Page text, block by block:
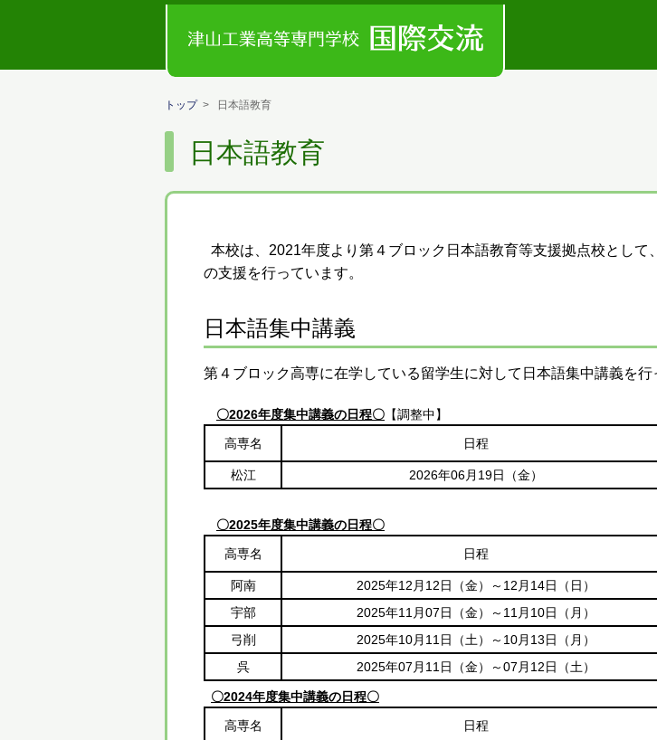
トップ> 日本語教育
日本語教育
本校は、2021年度より第４ブロック日本語教育等支援拠点校とし
の支援を行っています。
日本語集中講義
第４ブロック高専に在学している留学生に対して日本語集中講義を行
〇2026年度集中講義の日程〇 【調整中】
高専名
日程
松江 2026年06月19日（金）
〇2025年度集中講義の日程〇
高専名
日程
阿南 2025年12月12日（金）～12月14日（日）
宇部
2025年11月07日（金）～11月10日（月）
弓削
2025年10月11日（土）～10月13日（月）
呉
2025年07月11日（金）～07月12日（土）
〇2024年度集中講義の日程〇
高専名
日程